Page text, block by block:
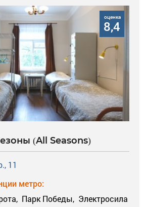
оценка
8,4
(All Seasons)
11
метро:
Парк Победы, Электросила